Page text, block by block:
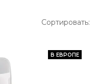
Сортировать:
В ЕВРОПЕ